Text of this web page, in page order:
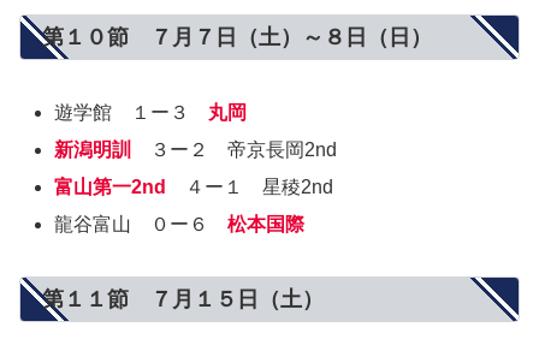
第１０節 ７月７日（土）～８日（日）
遊学館 １ー３ 丸岡
新潟明訓
３ー２ 帝京長岡2nd
富山第一2nd
４ー１ 星稜2nd
龍谷富山 ０ー６松本国際
第１１節 ７月１５日（土）